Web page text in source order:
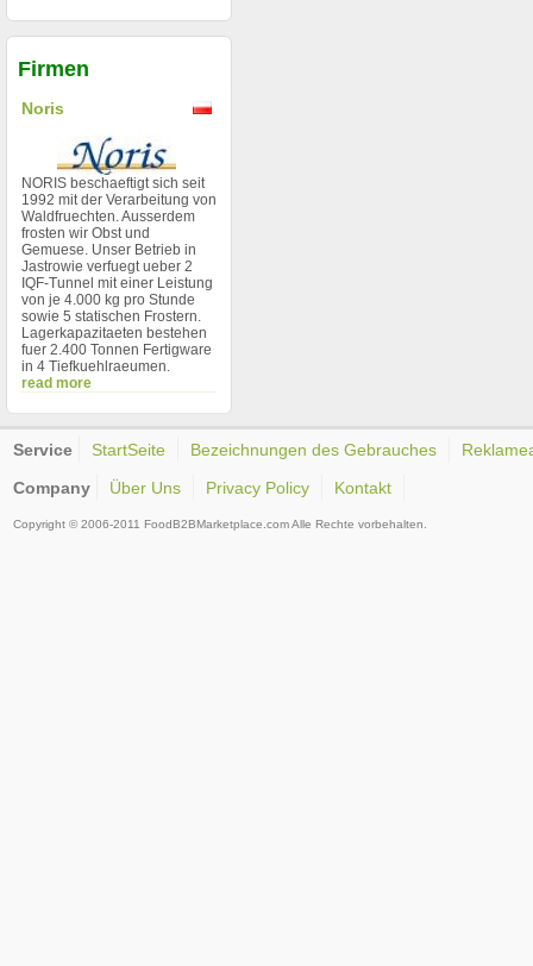
Firmen
Noris
NORIS beschaeftigt sich seit
1992 mit der Verarbeitung von
Waldfruechten. Ausserdem
frosten wir Obst und
Gemuese. Unser Betrieb in
Jastrowie verfuegt ueber 2
IQF-Tunnel mit einer Leistung
von je 4.000 kg pro Stunde
sowie 5 statischen Frostern.
Lagerkapazitaeten bestehen
fuer 2.400 Tonnen Fertigware
in 4 Tiefkuehlraeumen.
read more
Service StartSeite Bezeichnungen des Gebrauches
Company
Über Uns Privacy Policy Kontakt
Copyright © 2006-2011 FoodB2BMarketplace.com Alle Rechte vorbehalten.